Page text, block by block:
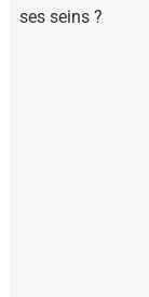
ses seins ?